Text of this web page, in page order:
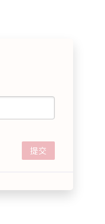
提交